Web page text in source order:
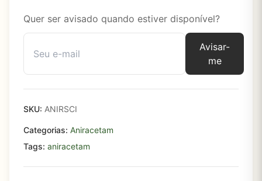
Quer ser avisado quando estiver disponível?
Avisar-
me
SKU: ANIRSCI
Categorias: Aniracetam
Tags: aniracetam